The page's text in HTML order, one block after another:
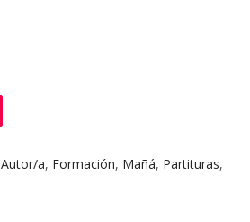
Autor/a, Formación, Mañá, Partituras,